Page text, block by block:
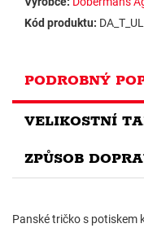
Kód produktu:
PODROBNÝ
VELIKOSTNÍ
ZPŮSOB
Panské tričko s potiskem